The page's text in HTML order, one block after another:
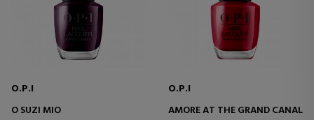
O.P.I
O SUZI MIO
O.P.I
AMORE AT THE GRAND CANAL